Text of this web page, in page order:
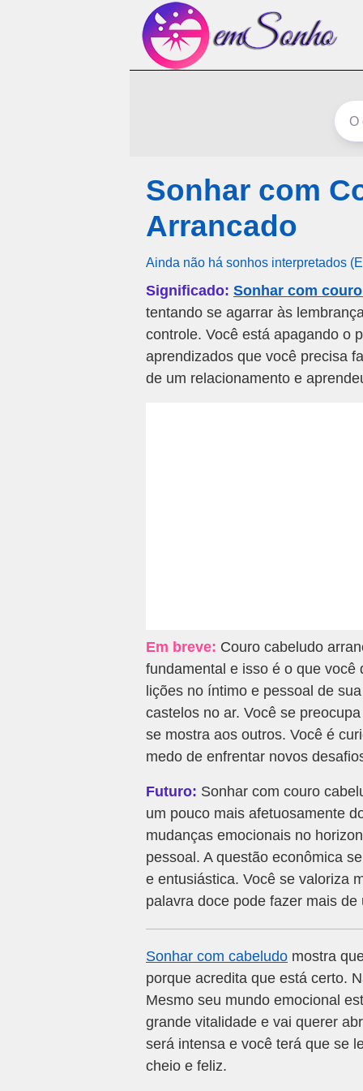
Sonhar com
Arrancado
Ainda não há sonhos interpretados
Significado: Sonhar com
tentando se agarrar às
controle. Você está apagando o
aprendizados que você precisa
de um relacionamento e
Em breve: Couro cabeludo
fundamental e isso é o que
lições no íntimo e pessoal de
castelos no ar. Você se
se mostra aos outros. Você é
medo de enfrentar novos
Futuro: Sonhar com couro
um pouco mais afetuosamente
mudanças emocionais no
pessoal. A questão econômica
e entusiástica. Você se valoriza
palavra doce pode fazer mais
Sonhar com cabeludo mostra
porque acredita que está certo.
Mesmo seu mundo emocional
grande vitalidade e vai querer
será intensa e você terá que se
cheio e feliz.